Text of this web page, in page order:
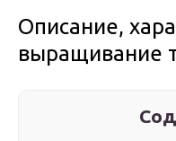
Описание,
выращивание